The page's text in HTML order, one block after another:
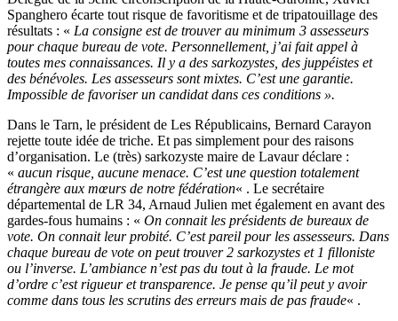
Spanghero écarte tout risque de favoritisme et de tripatouillage des
résultats : « La consigne est de trouver au minimum 3 assesseurs
pour chaque bureau de vote. Personnellement, j’ai fait appel à
toutes mes connaissances. Il y a des sarkozystes, des juppéistes et
des bénévoles. Les assesseurs sont mixtes. C’est une garantie.
Impossible de favoriser un candidat dans ces conditions ».
Dans le Tarn, le président de Les Républicains, Bernard Carayon
rejette toute idée de triche. Et pas simplement pour des raisons
d’organisation. Le (très) sarkozyste maire de Lavaur déclare :
« aucun risque, aucune menace. C’est une question totalement
étrangère aux mœurs de notre fédération« . Le secrétaire
départemental de LR 34, Arnaud Julien met également en avant des
gardes-fous humains : « On connait les présidents de bureaux de
vote. On connait leur probité. C’est pareil pour les assesseurs. Dans
chaque bureau de vote on peut trouver 2 sarkozystes et 1 filloniste
ou l’inverse. L’ambiance n’est pas du tout à la fraude. Le mot
d’ordre c’est rigueur et transparence. Je pense qu’il peut y avoir
comme dans tous les scrutins des erreurs mais de pas fraude« .